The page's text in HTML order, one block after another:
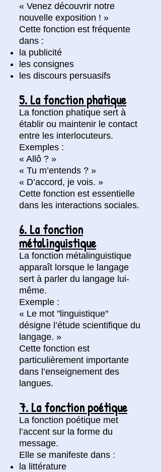
« Venez découvrir notre
nouvelle exposition ! »
Cette fonction est fréquente
dans :
la publicité
les consignes
les discours persuasifs
5. La fonction phatique
La fonction phatique sert à
établir ou maintenir le contact
entre les interlocuteurs.
Exemples :
« Allô ? »
« Tu m’entends ? »
« D’accord, je vois. »
Cette fonction est essentielle
dans les interactions sociales.
6. La fonction
métalinguistique
La fonction métalinguistique
apparaît lorsque le langage
sert à parler du langage lui-
même.
Exemple :
« Le mot "linguistique"
désigne l’étude scientifique du
langage. »
Cette fonction est
particulièrement importante
dans l’enseignement des
langues.
7. La fonction poétique
La fonction poétique met
l’accent sur la forme du
message.
Elle se manifeste dans :
la littérature